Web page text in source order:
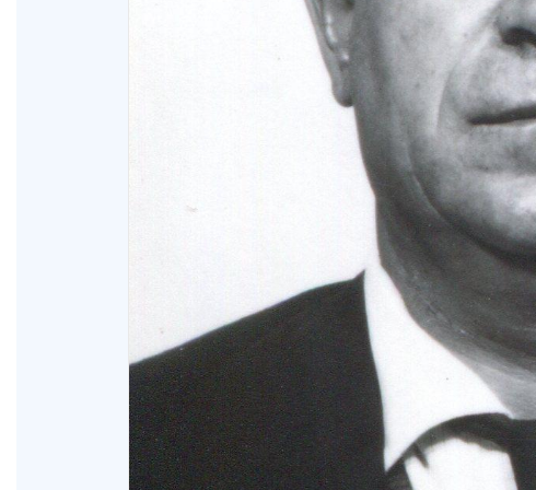
XV Domingo ordinario. Año A